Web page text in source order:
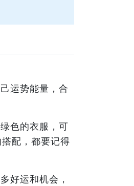
运势能量，合
色的衣服，可
配，都要记得
好运和机会，